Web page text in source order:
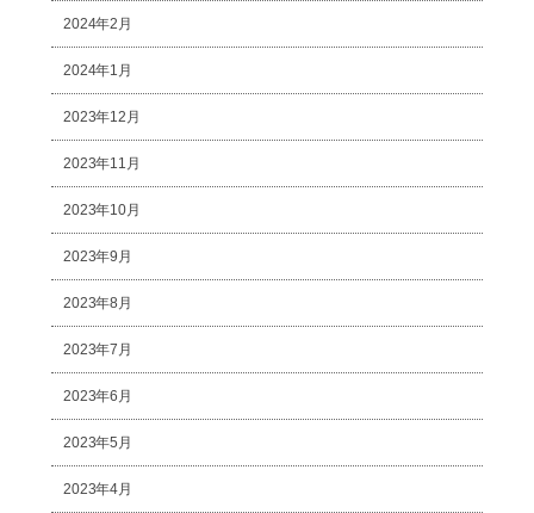
2024年2月
2024年1月
2023年12月
2023年11月
2023年10月
2023年9月
2023年8月
2023年7月
2023年6月
2023年5月
2023年4月